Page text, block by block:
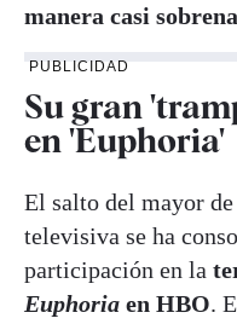
manera casi
PUBLICIDAD
Su gran
en 'Euphoria'
El salto del mayor
televisiva se ha
participación en la
Euphoria en HBO.